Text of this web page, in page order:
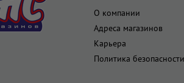
О компании
Адреса магазинов
Карьера
Политика безопасности